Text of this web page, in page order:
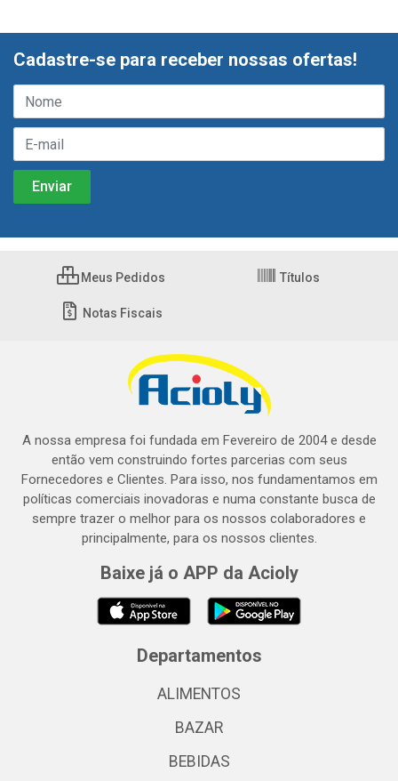
Cadastre-se para receber nossas ofertas!
Meus Pedidos Títulos
Notas Fiscais
A nossa empresa foi fundada em Fevereiro de 2004 e desde
então vem construindo fortes parcerias com seus
Fornecedores e Clientes. Para isso, nos fundamentamos em
políticas comerciais inovadoras e numa constante busca de
sempre trazer o melhor para os nossos colaboradores e
principalmente, para os nossos clientes.
Baixe já o APP da Acioly
Departamentos
ALIMENTOS
BAZAR
BEBIDAS